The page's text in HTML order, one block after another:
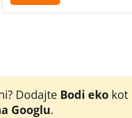
Dodajte Bodi eko kot
Googlu.